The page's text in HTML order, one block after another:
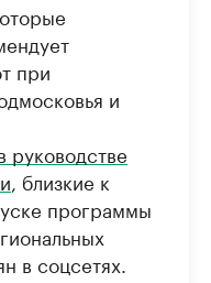
при
и
, близкие к
программы
в соцсетях.